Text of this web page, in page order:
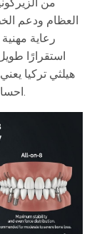
العظام ودعم
استقرارًا
هيلثي تركيا
احساسًا متجددًا بالثقة والراحة التي تدوم لسنوات.